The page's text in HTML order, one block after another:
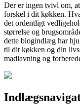
Der er ingen tvivl om,
forskel i dit køkken.
det ordentligt
størrelse og
dette blogindlæg har
til dit køkken og din
madlavning og